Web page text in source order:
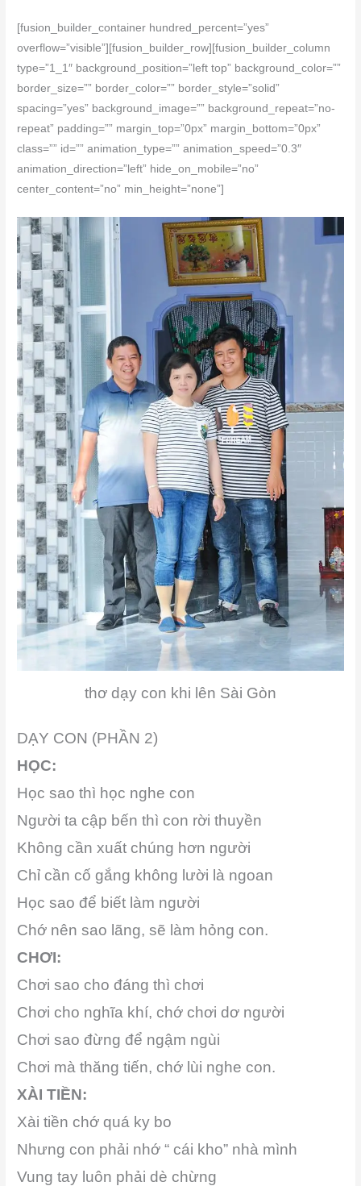
[fusion_builder_container hundred_percent=”yes”
overflow=”visible”][fusion_builder_row][fusion_builder_column
type=”1_1″ background_position=”left top” background_color=””
border_size=”” border_color=”” border_style=”solid”
spacing=”yes” background_image=”” background_repeat=”no-
repeat” padding=”” margin_top=”0px” margin_bottom=”0px”
class=”” id=”” animation_type=”” animation_speed=”0.3″
animation_direction=”left” hide_on_mobile=”no”
center_content=”no” min_height=”none”]
thơ dạy con khi lên Sài Gòn
DẠY CON (PHẦN 2)
HỌC:
Học sao thì học nghe con
Người ta cập bến thì con rời thuyền
Không cần xuất chúng hơn người
Chỉ cần cố gắng không lười là ngoan
Học sao để biết làm người
Chớ nên sao lãng, sẽ làm hỏng con.
CHƠI:
Chơi sao cho đáng thì chơi
Chơi cho nghĩa khí, chớ chơi dơ người
Chơi sao đừng để ngậm ngùi
Chơi mà thăng tiến, chớ lùi nghe con.
XÀI TIỀN:
Xài tiền chớ quá ky bo
Nhưng con phải nhớ “ cái kho” nhà mình
Vung tay luôn phải dè chừng